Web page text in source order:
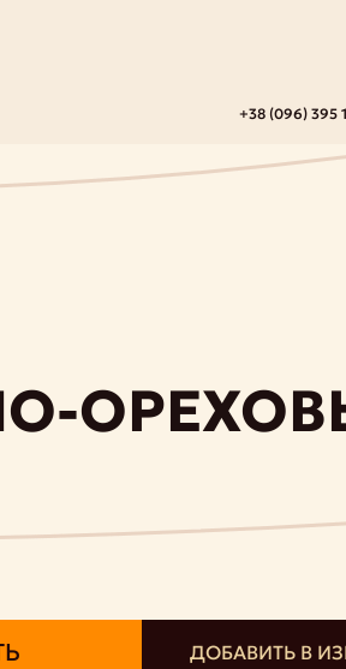
+38 (096) 395
ДОБАВИТЬ В